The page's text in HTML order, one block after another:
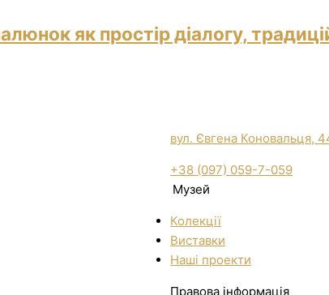
як простір діалогу,
вул. Євгена Коновальця,
+38 (097) 059-7-059
Музей
Колекції
Виставки
Нашi проекти
Правова інформація